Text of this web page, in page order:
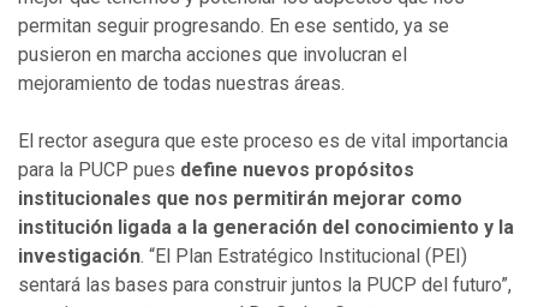
permitan seguir progresando. En ese sentido, ya se
pusieron en marcha acciones que involucran el
mejoramiento de todas nuestras áreas.
El rector asegura que este proceso es de vital importancia
para la PUCP pues define nuevos propósitos
institucionales que nos permitirán mejorar como
institución ligada a la generación del conocimiento y la
investigación. “El Plan Estratégico Institucional (PEI)
sentará las bases para construir juntos la PUCP del futuro”,